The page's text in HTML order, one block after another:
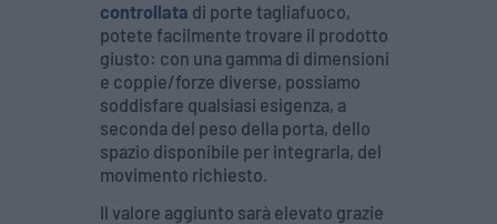
controllata di porte tagliafuoco,
potete facilmente trovare il prodotto
giusto: con una gamma di dimensioni
e coppie/forze diverse, possiamo
soddisfare qualsiasi esigenza, a
seconda del peso della porta, dello
spazio disponibile per integrarla, del
movimento richiesto.
Il valore aggiunto sarà elevato grazie